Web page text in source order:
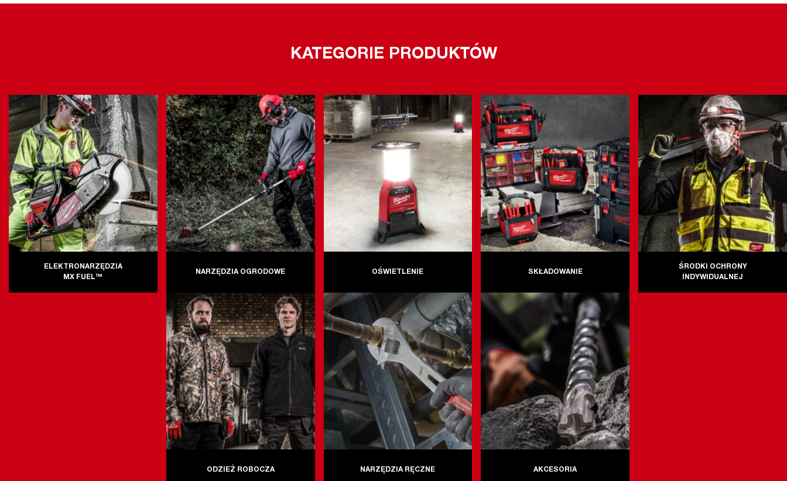
KATEGORIE PRODUKTÓW
ELEKTRONARZĘDZIA
MX FUEL™
NARZĘDZIA OGRODOWE OŚWIETLENIE SKŁADOWANIE
ŚRODKI OCHRONY
INDYWIDUALNEJ
ODZIEŻ ROBOCZA NARZĘDZIA RĘCZNE AKCESORIA